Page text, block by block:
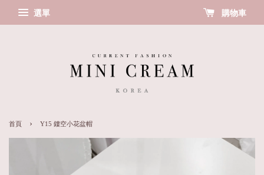
選單 購物車
首頁 › Y15 鏤空小花盆帽